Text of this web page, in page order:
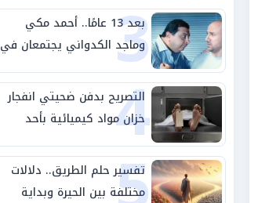
3 بعد 13 عامًا.. أحمد مكي
وماجد الكدواني يجتمعان في
«فرصة سعيدة»
4
التصريح بدفن ضحيتي انفجار
خزان مواد كيميائية بأحد
مصانع الفيوم
تفسير حلم الطريق.. دلالات
مختلفة بين الحيرة وبداية